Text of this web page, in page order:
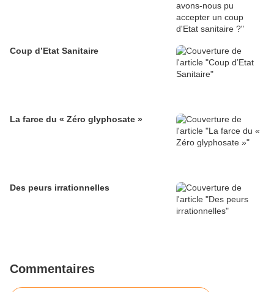
Coup d’Etat Sanitaire
La farce du « Zéro glyphosate »
Des peurs irrationnelles
Commentaires